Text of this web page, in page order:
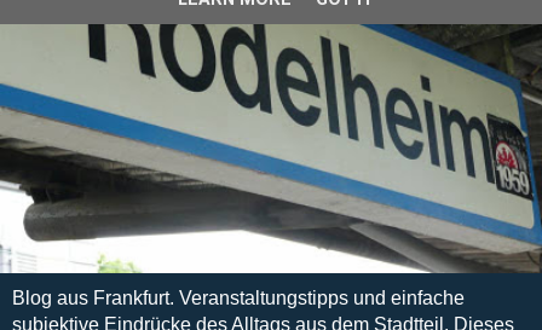
Blog aus Frankfurt. Veranstaltungstipps und einfache
subjektive Eindrücke des Alltags aus dem Stadtteil. Dieses